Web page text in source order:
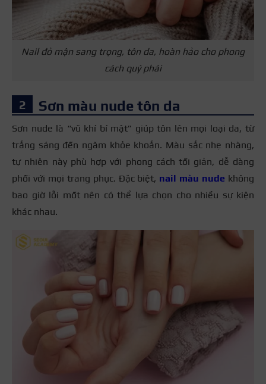
Nail đỏ mận sang trọng, tôn da, hoàn hảo cho phong
cách quý phái
Sơn màu nude tôn da
Sơn nude là “vũ khí bí mật” giúp tôn lên mọi loại da, từ
trắng sáng đến ngăm khỏe khoắn. Màu sắc nhẹ nhàng,
tự nhiên này phù hợp với phong cách tối giản, dễ dàng
phối với mọi trang phục. Đặc biệt, nail màu nude không
bao giờ lỗi mốt nên có thể lựa chọn cho nhiều sự kiện
khác nhau.